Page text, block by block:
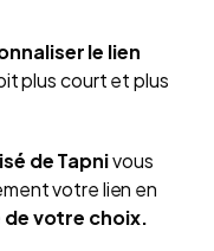
le lien
plus court et plus
de Tapnivous
votre lien en
de votre choix.